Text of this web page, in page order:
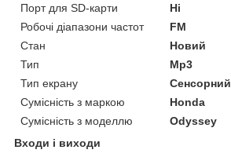
Порт для SD-карти
Ні
Робочі діапазони частот
FM
Стан
Новий
Тип
Mp3
Тип екрану
Сенсорний
Сумісність з маркою
Honda
Сумісність з моделлю
Odyssey
Входи і виходи